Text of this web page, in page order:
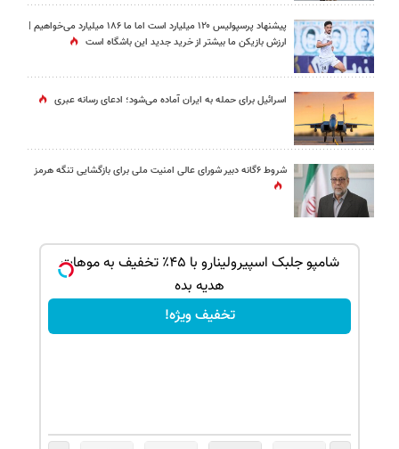
پیشنهاد پرسپولیس ۱۲۰ میلیارد است اما ما ۱۸۶ میلیارد می‌خواهیم |
ارزش بازیکن ما بیشتر از خرید جدید این باشگاه است
اسرائیل برای حمله به ایران آماده می‌شود؛ ادعای رسانه عبری
شروط ۶گانه دبیر شورای عالی امنیت ملی برای بازگشایی تنگه هرمز
شامپو جلبک اسپیرولینارو با ۴۵٪ تخفیف به موهات
هدیه بده
تخفیف ویژه!